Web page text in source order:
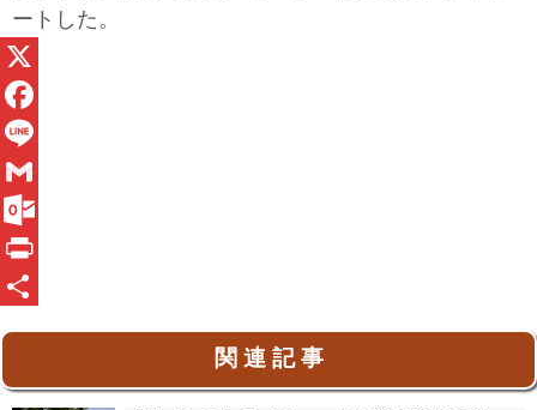
ートした。
X
F
a
c
e
b
L
n
e
G
m
a
O
uP
関 連 記 事